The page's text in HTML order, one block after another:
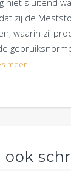
sluitend
zij de
waarin zij
meer
ook